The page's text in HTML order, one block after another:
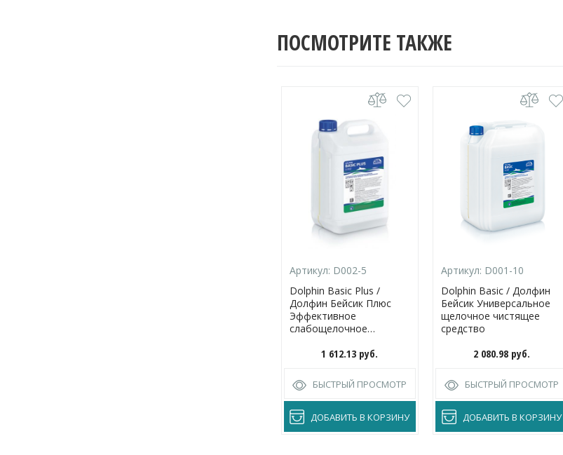
ПОСМОТРИТЕ ТАКЖЕ
Артикул: D002-5
Dolphin Basic Plus /
Долфин Бейсик Плюс
Эффективное
слабощелочное
чистящее средство
1 612.13 руб.
БЫСТРЫЙ ПРОСМОТР
ДОБАВИТЬ В КОРЗИНУ
Артикул: D001-10
Dolphin Basic / Долфин
Бейсик Универсальное
щелочное чистящее
средство
2 080.98 руб.
БЫСТРЫЙ ПРОСМОТР
ДОБАВИТЬ В КОРЗИНУ